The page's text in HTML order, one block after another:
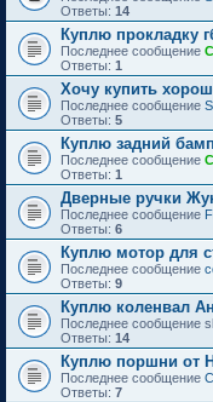
Ответы: 14
Куплю прокладку
Последнее сообщение
Ответы: 1
Хочу купить
Последнее сообщение
Ответы: 5
Куплю задний
Последнее сообщение
Ответы: 1
Дверные ручки
Последнее сообщение
Ответы: 6
Куплю мотор для
Последнее сообщение
Ответы: 9
Куплю коленвал
Последнее сообщение
Ответы: 14
Куплю поршни от
Последнее сообщение
Ответы: 7